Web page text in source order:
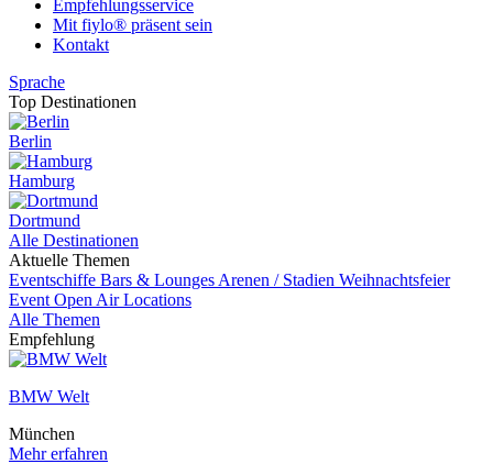
Empfehlungsservice
Mit fiylo® präsent sein
Kontakt
Sprache
Top Destinationen
Berlin
Hamburg
Dortmund
Alle Destinationen
Aktuelle Themen
Eventschiffe Bars & Lounges Arenen / Stadien Weihnachtsfeier
Event Open Air Locations
Alle Themen
Empfehlung
BMW Welt
München
Mehr erfahren